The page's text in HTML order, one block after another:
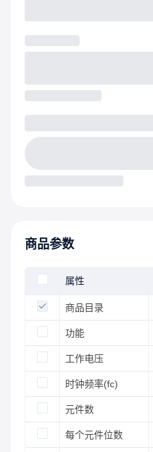
商品参数
属性
商品目录
功能
工作电压
时钟频率(fc)
元件数
每个元件位数